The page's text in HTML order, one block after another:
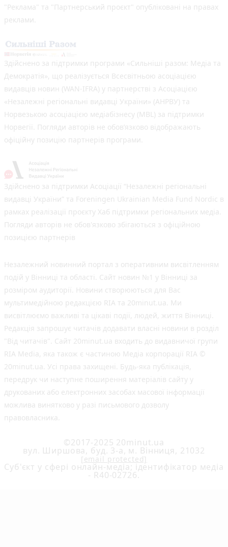
"Реклама" та "Партнерський проєкт" опубліковані на правах
реклами.
Здійснено за підтримки програми «Сильніші разом: Медіа та
Демократія», що реалізується Всесвітньою асоціацією
видавців новин (WAN-IFRA) у партнерстві з Асоціацією
«Незалежні регіональні видавці України» (АНРВУ) та
Норвезькою асоціацією медіабізнесу (MBL) за підтримки
Норвегії. Погляди авторів не обов’язково відображають
офіційну позицію партнерів програми.
Здійснено за підтримки Асоціації “Незалежні регіональні
видавці України” та Foreningen Ukrainian Media Fund Nordic в
рамках реалізації проєкту Хаб підтримки регіональних медіа.
Погляди авторів не обов'язково збігаються з офіційною
позицією партнерів
Незалежний новинний портал з оперативним висвітленням
подій у Вінниці та області. Сайт новин №1 у Вінниці за
розміром аудиторії. Новини створюються для Вас
мультимедійною редакцією RIA та 20minut.ua. Ми
висвітлюємо важливі та цікаві події, людей, життя Вінниці.
Редакція запрошує читачів додавати власні новини в розділ
"Від читачів". Сайт 20minut.ua входить до видавничої групи
RIA Media, яка також є частиною Медіа корпорації RIA ©
20minut.ua. Усі права захищені. Будь-яка публiкацiя,
передрук чи наступне поширення матеріалів сайту у
друкованих або електронних засобах масової інформації
можлива винятково у разі письмового дозволу
правовласника.
©2017-2025 20minut.ua
вул. Ширшова, буд. 3-а, м. Вінниця, 21032
[email protected]
Cуб'єкт у сфері онлайн-медіа; ідентифікатор медіа
- R40-02726.